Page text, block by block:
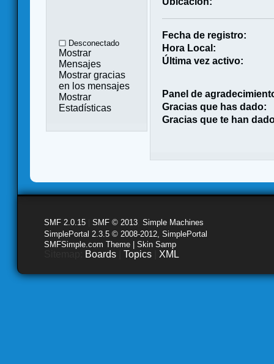
Desconectado
Mostrar
Mensajes
Mostrar gracias
en los mensajes
Mostrar
Estadísticas
Fecha de registro:
Hora Local:
Última vez activo:
Panel de
Gracias que has dado:
Gracias que te han
SMF 2.0.15 SMF © 2013 Simple Machines
SimplePortal 2.3.5 © 2008-2012, SimplePortal
SMFSimple.com Theme | Skin Samp
Boards Topics XML